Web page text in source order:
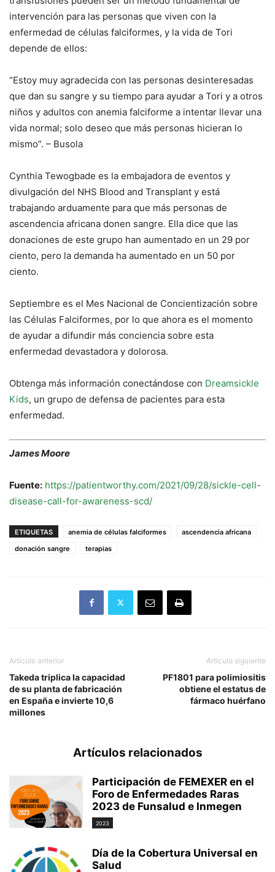
intervención para las personas que viven con la
enfermedad de células falciformes, y la vida de Tori
depende de ellos:
“Estoy muy agradecida con las personas desinteresadas
que dan su sangre y su tiempo para ayudar a Tori y a otros
niños y adultos con anemia falciforme a intentar llevar una
vida normal; solo deseo que más personas hicieran lo
mismo”. – Busola
Cynthia Tewogbade es la embajadora de eventos y
divulgación del NHS Blood and Transplant y está
trabajando arduamente para que más personas de
ascendencia africana donen sangre. Ella dice que las
donaciones de este grupo han aumentado en un 29 por
ciento, pero la demanda ha aumentado en un 50 por
ciento.
Septiembre es el Mes Nacional de Concientización sobre
las Células Falciformes, por lo que ahora es el momento
de ayudar a difundir más conciencia sobre esta
enfermedad devastadora y dolorosa.
Obtenga más información conectándose con Dreamsickle
Kids, un grupo de defensa de pacientes para esta
enfermedad.
James Moore
Fuente: https://patientworthy.com/2021/09/28/sickle-cell-
disease-call-for-awareness-scd/
ETIQUETAS anemia de células falciformes
ascendencia africana
donación sangre
terapias
Artículo anterior
Takeda triplica la capacidad
de su planta de fabricación
en España e invierte 10,6
millones
Artículo siguiente
PF1801 para polimiositis
obtiene el estatus de
fármaco huérfano
Artículos relacionados
Participación de FEMEXER en el
Foro de Enfermedades Raras
2023 de Funsalud e Inmegen
2023
Día de la Cobertura Universal en
Salud